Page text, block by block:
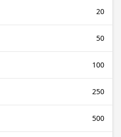
20
50
100
250
500